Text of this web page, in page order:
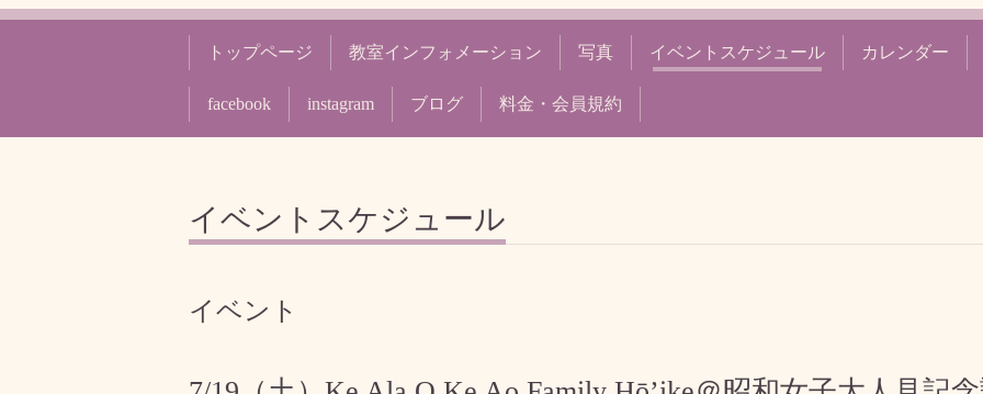
トップページ 教室インフォメーション 写真 イベントスケジュール カレンダー
facebook instagram ブログ 料金・会員規約
イベントスケジュール
イベント